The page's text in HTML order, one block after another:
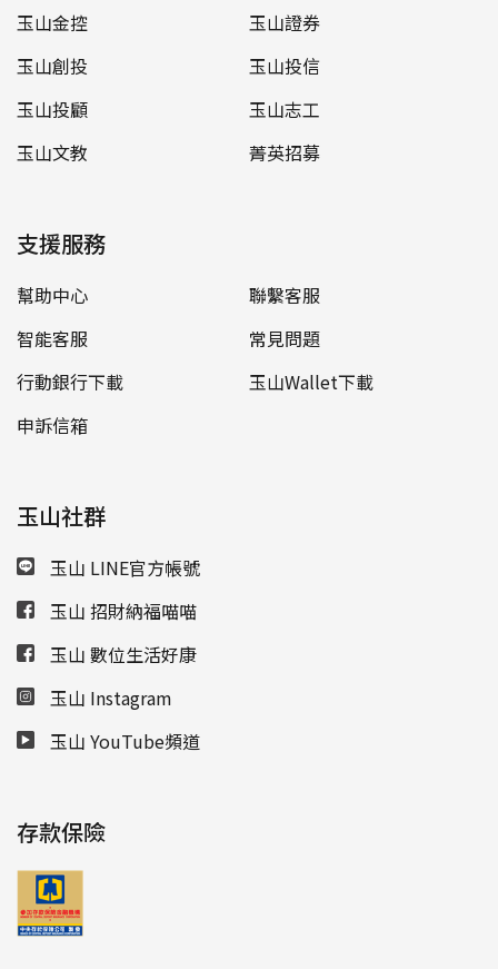
玉山金控
玉山證券
玉山創投
玉山投信
玉山投顧
玉山志工
玉山文教
菁英招募
支援服務
幫助中心
聯繫客服
智能客服
常見問題
行動銀行下載
玉山Wallet下載
申訴信箱
玉山社群
玉山 LINE官方帳號
玉山 招財納福喵喵
玉山 數位生活好康
玉山 Instagram
玉山 YouTube頻道
存款保險